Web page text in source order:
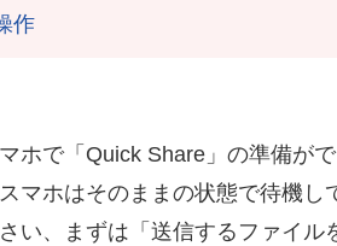
作
ホで「Quick Share」の準備が
マホはそのままの状態で待機
い、まずは「送信するファイル